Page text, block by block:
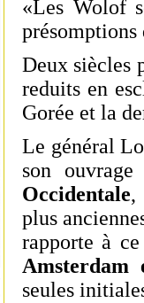
«Les Wolof
présomptions
Deux siècles
reduits en
Gorée et la
Le général
son
Occidentale,
plus
rapporte à
Amsterdam
seules